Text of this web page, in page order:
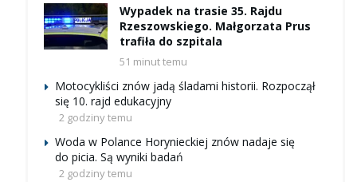
Wypadek na trasie 35. Rajdu
Rzeszowskiego. Małgorzata Prus
trafiła do szpitala
51 minut temu
Motocykliści znów jadą śladami historii. Rozpoczął
się 10. rajd edukacyjny
2 godziny temu
Woda w Polance Horynieckiej znów nadaje się
do picia. Są wyniki badań
2 godziny temu